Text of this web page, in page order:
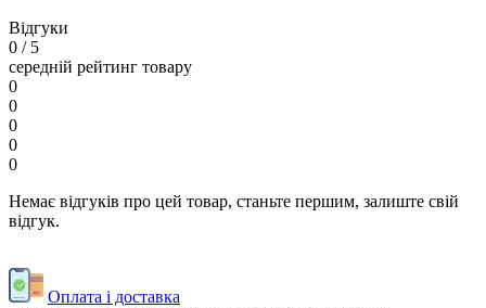
Відгуки
0 / 5
середній рейтинг товару
0
0
0
0
0
Немає відгуків про цей товар, станьте першим, залиште свій
відгук.
Оплата і доставка